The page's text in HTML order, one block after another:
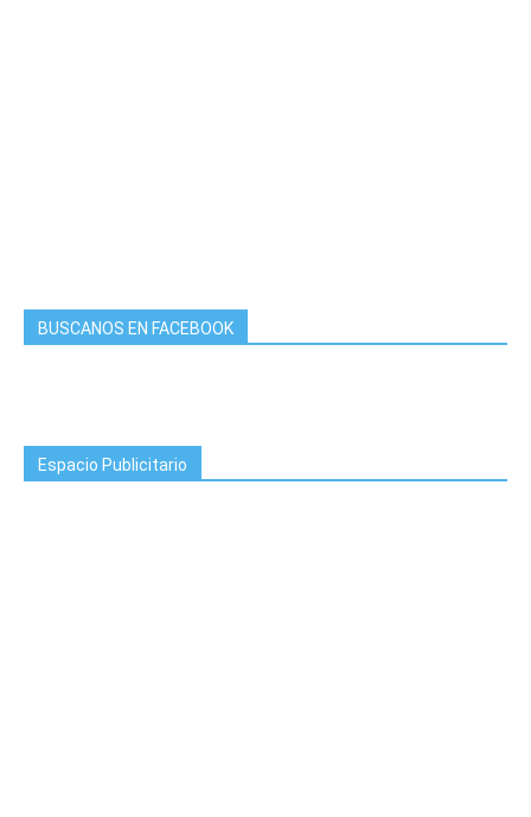
BUSCANOS EN FACEBOOK
Espacio Publicitario